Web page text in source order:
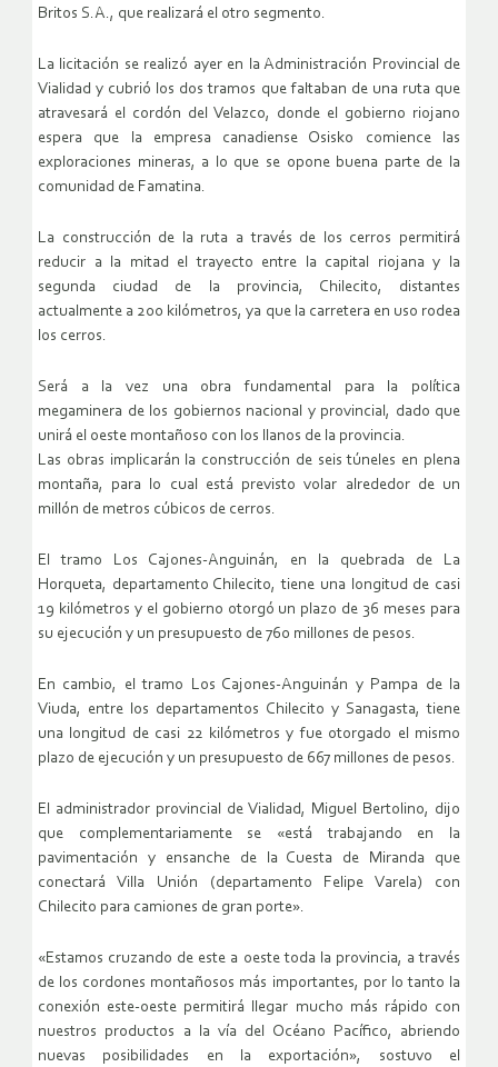
Britos S.A., que realizará el otro segmento.
La licitación se realizó ayer en la Administración Provincial de
Vialidad y cubrió los dos tramos que faltaban de una ruta que
atravesará el cordón del Velazco, donde el gobierno riojano
espera que la empresa canadiense Osisko comience las
exploraciones mineras, a lo que se opone buena parte de la
comunidad de Famatina.
La construcción de la ruta a través de los cerros permitirá
reducir a la mitad el trayecto entre la capital riojana y la
segunda ciudad de la provincia, Chilecito, distantes
actualmente a 200 kilómetros, ya que la carretera en uso rodea
los cerros.
Será a la vez una obra fundamental para la política
megaminera de los gobiernos nacional y provincial, dado que
unirá el oeste montañoso con los llanos de la provincia.
Las obras implicarán la construcción de seis túneles en plena
montaña, para lo cual está previsto volar alrededor de un
millón de metros cúbicos de cerros.
El tramo Los Cajones-Anguinán, en la quebrada de La
Horqueta, departamento Chilecito, tiene una longitud de casi
19 kilómetros y el gobierno otorgó un plazo de 36 meses para
su ejecución y un presupuesto de 760 millones de pesos.
En cambio, el tramo Los Cajones-Anguinán y Pampa de la
Viuda, entre los departamentos Chilecito y Sanagasta, tiene
una longitud de casi 22 kilómetros y fue otorgado el mismo
plazo de ejecución y un presupuesto de 667 millones de pesos.
El administrador provincial de Vialidad, Miguel Bertolino, dijo
que complementariamente se «está trabajando en la
pavimentación y ensanche de la Cuesta de Miranda que
conectará Villa Unión (departamento Felipe Varela) con
Chilecito para camiones de gran porte».
«Estamos cruzando de este a oeste toda la provincia, a través
de los cordones montañosos más importantes, por lo tanto la
conexión este-oeste permitirá llegar mucho más rápido con
nuestros productos a la vía del Océano Pacífico, abriendo
nuevas posibilidades en la exportación», sostuvo el